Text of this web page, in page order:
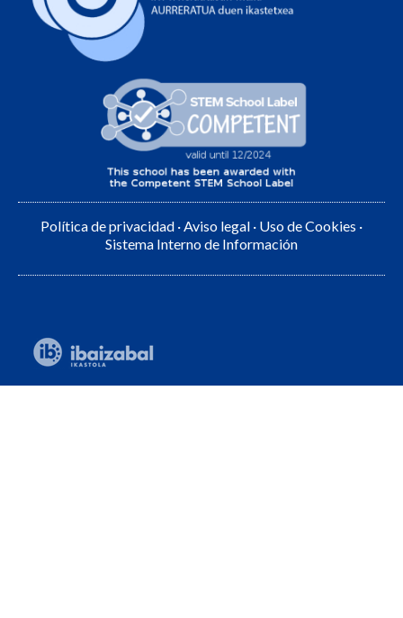
Política de privacidad ·Aviso legal · Uso de Cookies ·
Sistema Interno de Información